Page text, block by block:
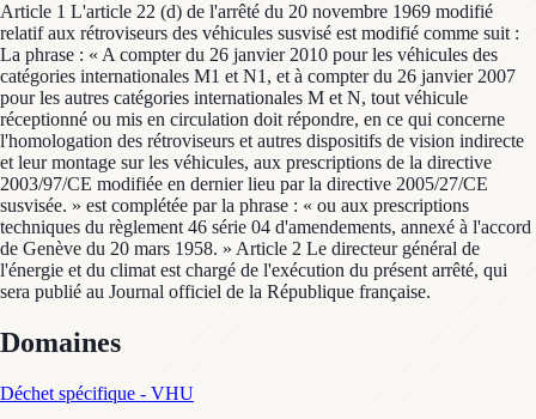
Article 1 L'article 22 (d) de l'arrêté du 20 novembre 1969 modifié
relatif aux rétroviseurs des véhicules susvisé est modifié comme suit :
La phrase : « A compter du 26 janvier 2010 pour les véhicules des
catégories internationales M1 et N1, et à compter du 26 janvier 2007
pour les autres catégories internationales M et N, tout véhicule
réceptionné ou mis en circulation doit répondre, en ce qui concerne
l'homologation des rétroviseurs et autres dispositifs de vision indirecte
et leur montage sur les véhicules, aux prescriptions de la directive
2003/97/CE modifiée en dernier lieu par la directive 2005/27/CE
susvisée. » est complétée par la phrase : « ou aux prescriptions
techniques du règlement 46 série 04 d'amendements, annexé à l'accord
de Genève du 20 mars 1958. » Article 2 Le directeur général de
l'énergie et du climat est chargé de l'exécution du présent arrêté, qui
sera publié au Journal officiel de la République française.
Domaines
Déchet spécifique - VHU